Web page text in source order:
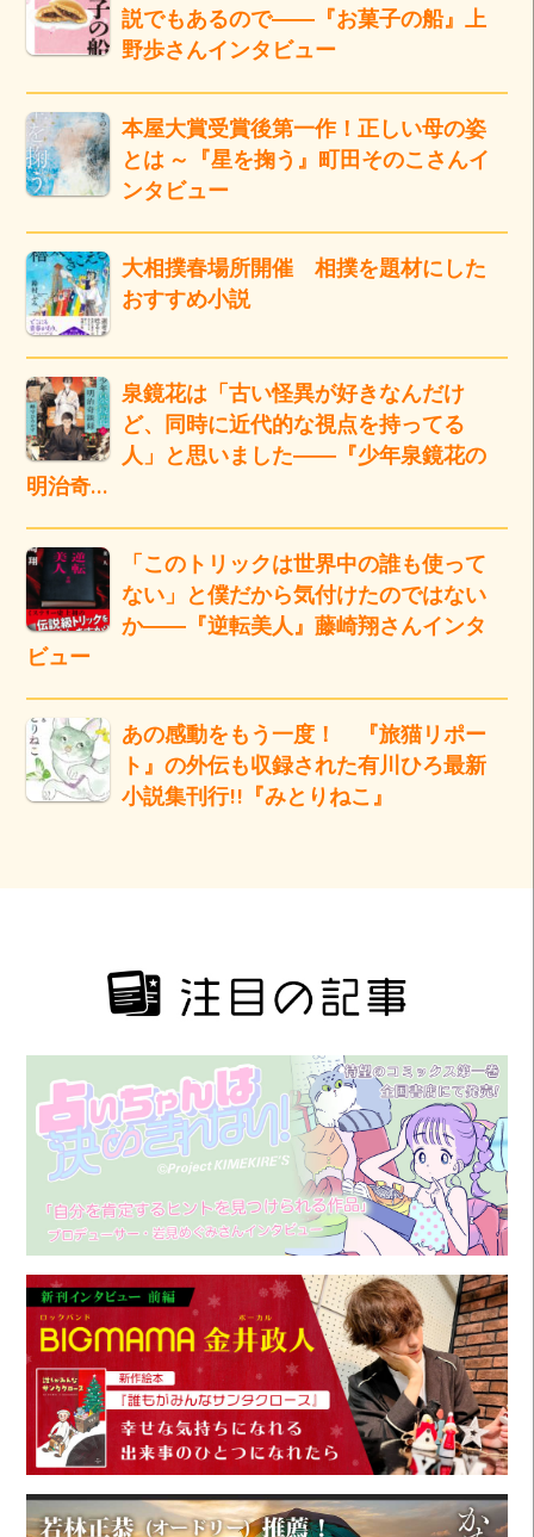
説でもあるので――『お菓子の船』上
野歩さんインタビュー
本屋大賞受賞後第一作！正しい母の姿
とは ～『星を掬う』町田そのこさんイ
ンタビュー
大相撲春場所開催 相撲を題材にした
おすすめ小説
泉鏡花は「古い怪異が好きなんだけ
ど、同時に近代的な視点を持ってる
人」と思いました――『少年泉鏡花の
明治奇…
「このトリックは世界中の誰も使って
ない」と僕だから気付けたのではない
か――『逆転美人』藤崎翔さんインタ
ビュー
あの感動をもう一度！ 『旅猫リポー
ト』の外伝も収録された有川ひろ最新
小説集刊行!!『みとりねこ』